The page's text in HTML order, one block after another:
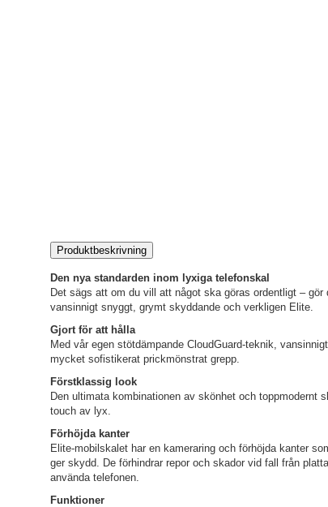
Produktbeskrivning
Den nya standarden inom lyxiga telefonskal
Det sägs att om du vill att något ska göras ordentligt –
vansinnigt snyggt, grymt skyddande och verkligen Elite.
Gjort för att hålla
Med vår egen stötdämpande CloudGuard-teknik,
mycket sofistikerat prickmönstrat grepp.
Förstklassig look
Den ultimata kombinationen av skönhet och toppmodernt
touch av lyx.
Förhöjda kanter
Elite-mobilskalet har en kameraring och förhöjda kanter
ger skydd. De förhindrar repor och skador vid fall från
använda telefonen.
Funktioner